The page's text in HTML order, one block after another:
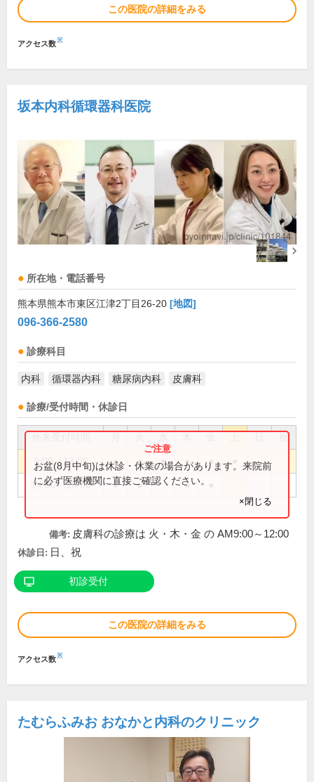
この医院の詳細をみる
アクセス数※
坂本内科循環器科医院
所在地・電話番号
熊本県熊本市東区江津2丁目26-20 [地図]
096-366-2580
診療科目
内科 循環器内科 糖尿病内科 皮膚科
診療/受付時間・休診日
祝
9:00～13:00 ● ● ● ● ●
14:00～18:00 ● ● ●
お盆(8月中旬)は休診・休業の場合があります。来院前
に必ず医療機関に直接ご確認ください。
×閉じる
備考: 皮膚科の診療は 火・木・金 の AM9:00～12:00
休診日: 日、祝
初診受付
この医院の詳細をみる
アクセス数※
たむらふみお おなかと内科のクリニック